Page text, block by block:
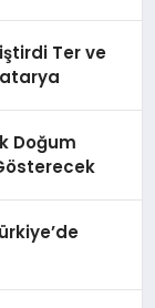
Ter ve
Doğum